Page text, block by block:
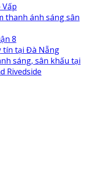
thanh ánh sáng sân
8
tín tại Đà Nẵng
sáng, sân khấu tại
Rivedside